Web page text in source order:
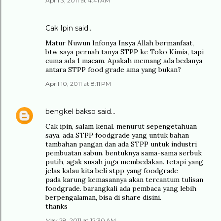
Cak Ipin said…
Matur Nuwun Infonya Insya Allah bermanfaat,
btw saya pernah tanya STPP ke Toko Kimia, tapi
cuma ada 1 macam. Apakah memang ada bedanya
antara STPP food grade ama yang bukan?
April 10, 2011 at 8:11 PM
bengkel bakso said…
Cak ipin, salam kenal. menurut sepengetahuan
saya, ada STPP foodgrade yang untuk bahan
tambahan pangan dan ada STPP untuk industri
pembuatan sabun. bentuknya sama-sama serbuk
putih, agak susah juga membedakan. tetapi yang
jelas kalau kita beli stpp yang foodgrade
pada karung kemasannya akan tercantum tulisan
foodgrade. barangkali ada pembaca yang lebih
berpengalaman, bisa di share disini.
thanks